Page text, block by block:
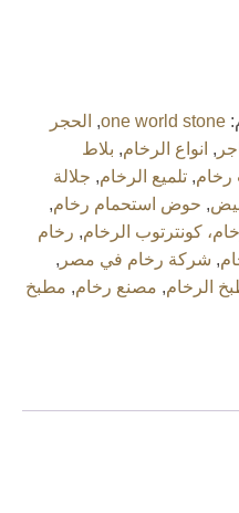
one world stone
, الحجر
, انواع الرخام, بلاط
رخام, تلميع الرخام, جلالة
, حوض استحمام رخام,
كونترتوب الرخام, رخام
, شركة رخام في مصر ,
الرخام, مصنع رخام, مطبخ